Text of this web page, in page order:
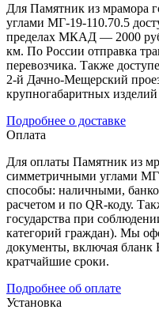
Для Памятник из мрамора
углами МГ-19-110.70.5
пределах МКАД — 2000
км. По России отправка
перевозчика. Также
2-й Дачно-Мещерский
крупногабаритных изделий
Подробнее о доставке
Оплата
Для оплаты Памятник из
симметричными углами
способы: наличными,
расчетом и по QR-коду.
государства при
категорий граждан). Мы
документы, включая
кратчайшие сроки.
Подробнее об оплате
Установка